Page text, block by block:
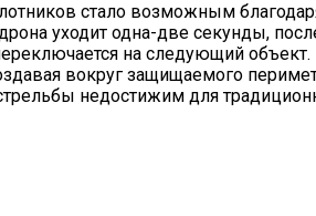
стало возможным
уходит одна-две секунды,
на следующий объект.
вокруг защищаемого
недостижим для